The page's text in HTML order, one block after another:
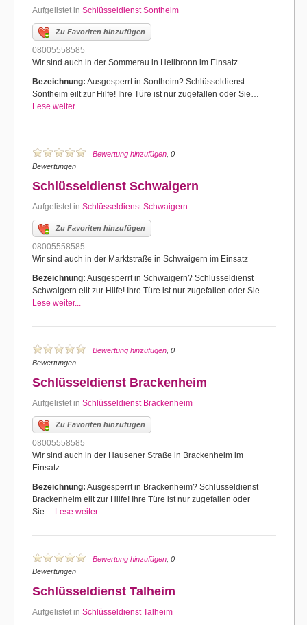
Aufgelistet in Schlüsseldienst Sontheim
Zu Favoriten hinzufügen
08005558585
Wir sind auch in der Sommerau in Heilbronn im Einsatz
Bezeichnung: Ausgesperrt in Sontheim? Schlüsseldienst
Sontheim eilt zur Hilfe! Ihre Türe ist nur zugefallen oder Sie…
Lese weiter...
Bewertung hinzufügen , 0
Bewertungen
Schlüsseldienst Schwaigern
Aufgelistet in Schlüsseldienst Schwaigern
Zu Favoriten hinzufügen
08005558585
Wir sind auch in der Marktstraße in Schwaigern im Einsatz
Bezeichnung: Ausgesperrt in Schwaigern? Schlüsseldienst
Schwaigern eilt zur Hilfe! Ihre Türe ist nur zugefallen oder Sie…
Lese weiter...
Bewertung hinzufügen , 0
Bewertungen
Schlüsseldienst Brackenheim
Aufgelistet in Schlüsseldienst Brackenheim
Zu Favoriten hinzufügen
08005558585
Wir sind auch in der Hausener Straße in Brackenheim im
Einsatz
Bezeichnung: Ausgesperrt in Brackenheim? Schlüsseldienst
Brackenheim eilt zur Hilfe! Ihre Türe ist nur zugefallen oder
Sie… Lese weiter...
Bewertung hinzufügen , 0
Bewertungen
Schlüsseldienst Talheim
Aufgelistet in Schlüsseldienst Talheim